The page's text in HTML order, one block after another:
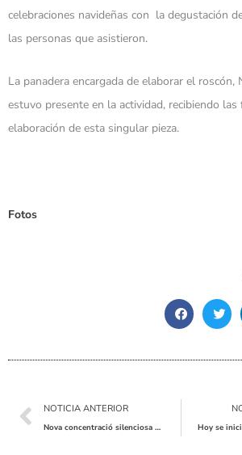
celebraciones navideñas con la degustación
las personas que asistieron.
La panadera encargada de elaborar el roscón,
estuvo presente en la actividad, recibiendo
elaboración de esta singular pieza.
Fotos
AntNOTICIA ANTERIOR
Nova concentració silenciosa davant els assassinats per violència de gènere